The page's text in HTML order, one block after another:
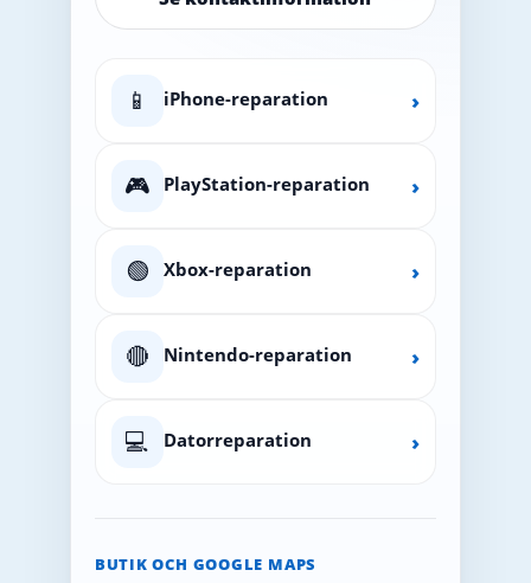
📱 iPhone-reparation ›
🎮 PlayStation-reparation ›
🟢 Xbox-reparation ›
🔴 Nintendo-reparation ›
💻 Datorreparation ›
BUTIK OCH GOOGLE MAPS